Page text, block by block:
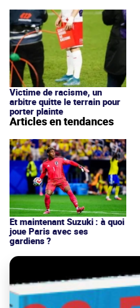
Victime de racisme, un
arbitre quitte le terrain pour
porter plainte
Articles en tendances
Et maintenant Suzuki : à quoi
joue Paris avec ses
gardiens ?